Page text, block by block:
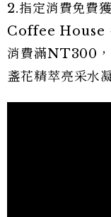
2.指定消費免費
Coffee House
消費滿NT300，
盞花精萃亮采水